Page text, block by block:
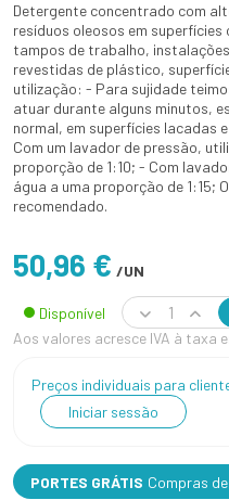
Detergente concentrado com
resíduos oleosos em
tampos de trabalho,
revestidas de plástico,
utilização: - Para sujidade
atuar durante alguns minutos,
normal, em superfícies lacadas
Com um lavador de pressão,
proporção de 1:10; - Com
água a uma proporção de 1:15;
recomendado.
50,96 € /UN
Disponível
Aos valores acresce IVA à taxa
Preços individuais para
Iniciar sessão
PORTES GRÁTIS Compras